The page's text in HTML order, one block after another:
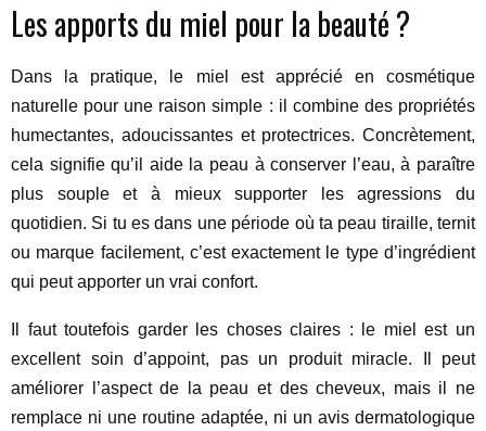
Les apports du miel pour la beauté ?
Dans la pratique, le miel est apprécié en cosmétique
naturelle pour une raison simple : il combine des propriétés
humectantes, adoucissantes et protectrices. Concrètement,
cela signifie qu’il aide la peau à conserver l’eau, à paraître
plus souple et à mieux supporter les agressions du
quotidien. Si tu es dans une période où ta peau tiraille, ternit
ou marque facilement, c’est exactement le type d’ingrédient
qui peut apporter un vrai confort.
Il faut toutefois garder les choses claires : le miel est un
excellent soin d’appoint, pas un produit miracle. Il peut
améliorer l’aspect de la peau et des cheveux, mais il ne
remplace ni une routine adaptée, ni un avis dermatologique